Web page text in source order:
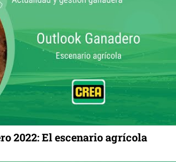
2022: El escenario agrícola